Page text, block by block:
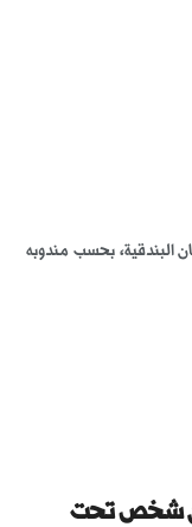
البندقية، بحسب مندوبه
السينما وتضع 15 مليون شخص تحت